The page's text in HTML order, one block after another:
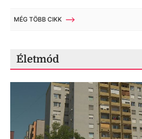
MÉG TÖBB CIKK
Életmód